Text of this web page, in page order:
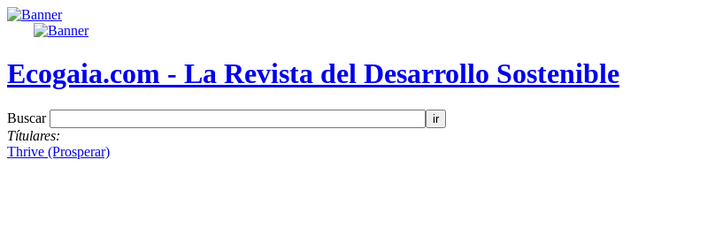
Ecogaia.com - La Revista del Desarrollo Sostenible
Buscar
Títulares:
Thrive (Prosperar)